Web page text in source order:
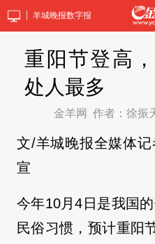
羊城晚报数字报
重阳节登高
处人最多
金羊网 作者：徐振
文/羊城晚报全媒体
宣
今年10月4日是我国
民俗习惯，预计重阳